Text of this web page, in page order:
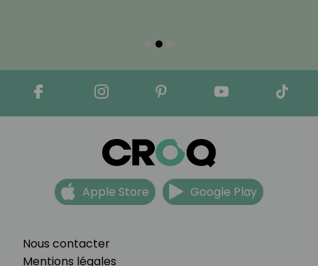
Nous contacter
Mentions légales
Apple Store Google Play